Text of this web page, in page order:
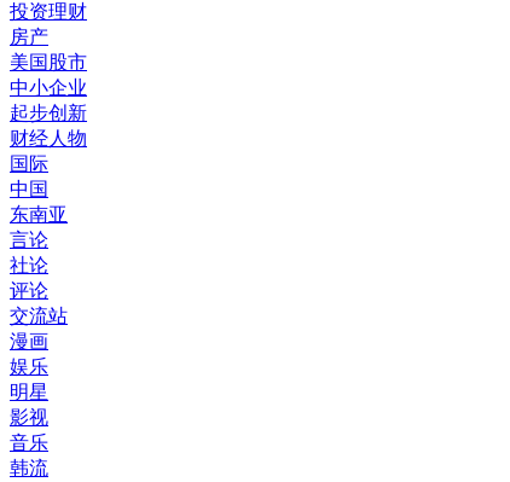
投资理财
房产
美国股市
中小企业
起步创新
财经人物
国际
中国
东南亚
言论
社论
评论
交流站
漫画
娱乐
明星
影视
音乐
韩流